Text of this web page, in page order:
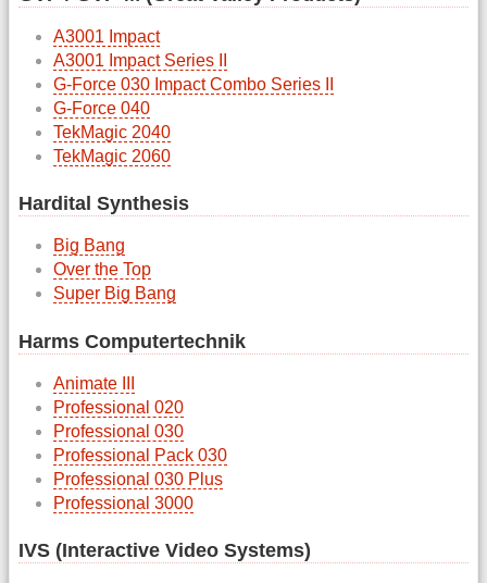
A3001 Impact
A3001 Impact Series II
G-Force 030 Impact Combo Series II
G-Force 040
TekMagic 2040
TekMagic 2060
Hardital Synthesis
Big Bang
Over the Top
Super Big Bang
Harms Computertechnik
Animate III
Professional 020
Professional 030
Professional Pack 030
Professional 030 Plus
Professional 3000
IVS (Interactive Video Systems)